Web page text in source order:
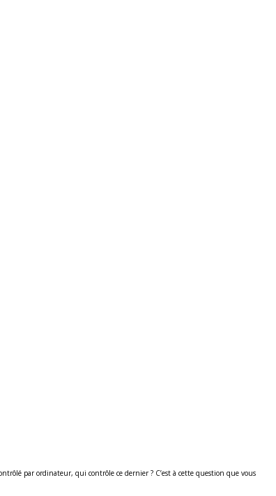
par ordinateur, qui contrôle ce dernier ? C’est à cette question que vous